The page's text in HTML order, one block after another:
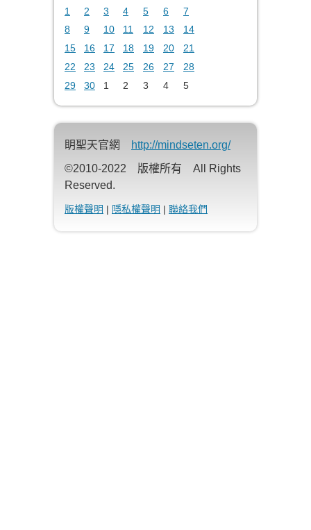
1
2 3 4 5 6
7
8
9 10 11 12 13
14
15
16 17 18 19 20
21
22
23 24 25 26 27
28
29
30 1 2 3 4 5
眀聖天官網
http://mindseten.org/
©2010-2022 版權所有 All Rights
Reserved.
版權聲明 | 隱私權聲明 | 聯絡我們